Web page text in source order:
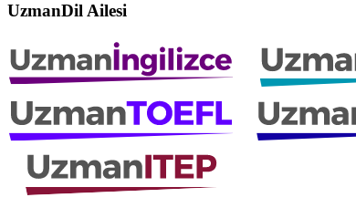
UzmanDil Ailesi